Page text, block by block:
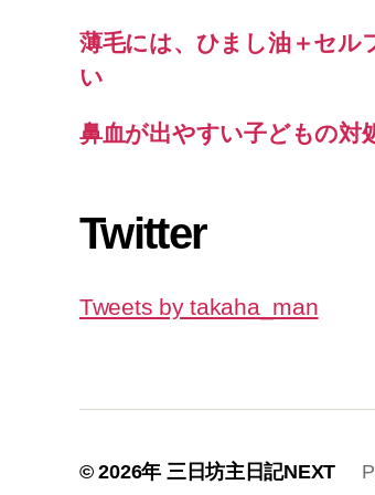
薄毛には、ひまし油＋セル
い
鼻血が出やすい子どもの対
Twitter
Tweets by takaha_man
© 2026年 三日坊主日記NEXT